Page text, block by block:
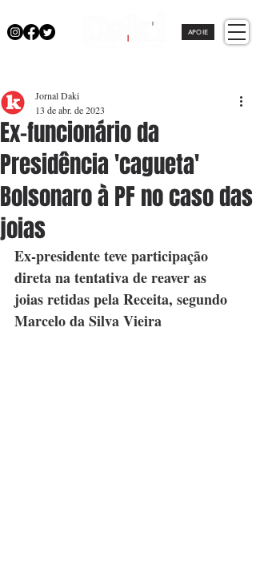
APOIE
Ex-funcionário da
Presidência 'cagueta'
Bolsonaro à PF no caso das
joias
Jornal Daki
13 de abr. de 2023
Ex-presidente teve participação
direta na tentativa de reaver as
joias retidas pela Receita, segundo
Marcelo da Silva Vieira